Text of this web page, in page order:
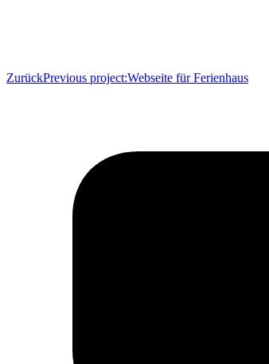
ZurückPrevious project:Webseite für Ferienhaus